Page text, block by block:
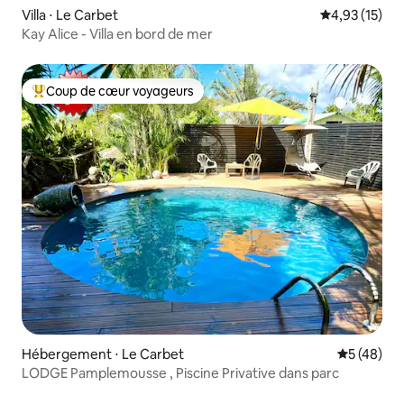
Villa ⋅ Le Carbet Évaluation
4,93 (15)
Kay Alice - Villa en bord de mer
Coups de cœur voyageurs les plus appréciés
Coup de cœur voyageurs
Hébergement ⋅ Le Carbet
5 (48)
LODGE Pamplemousse , Piscine Privative dans parc